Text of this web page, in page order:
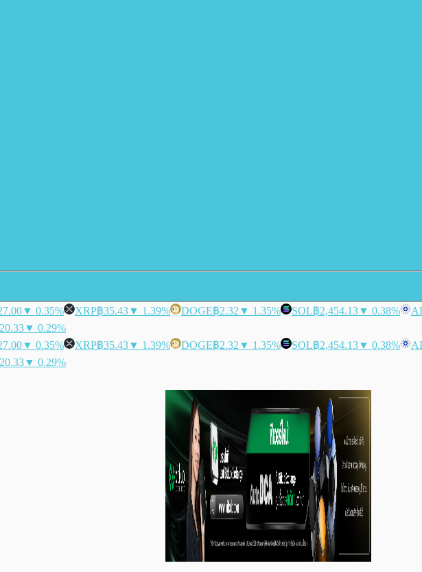
▼ 0.35% XRP฿35.43▼ 1.39% DOGE฿2.32 ▼ 1.35% SOL฿2,454.13▼ 0.38%
▼ 0.29%
▼ 0.35% XRP฿35.43▼ 1.39% DOGE฿2.32 ▼ 1.35% SOL฿2,454.13▼ 0.38%
▼ 0.29%